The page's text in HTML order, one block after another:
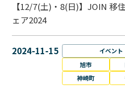
【12/7(土)・8(日)】JOIN 移
ェア2024
2024-11-15 イベント
旭市
神崎町